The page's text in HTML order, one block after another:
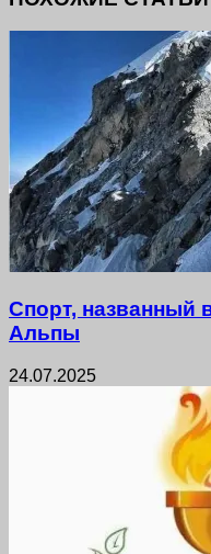
Спорт, названный
Альпы
24.07.2025